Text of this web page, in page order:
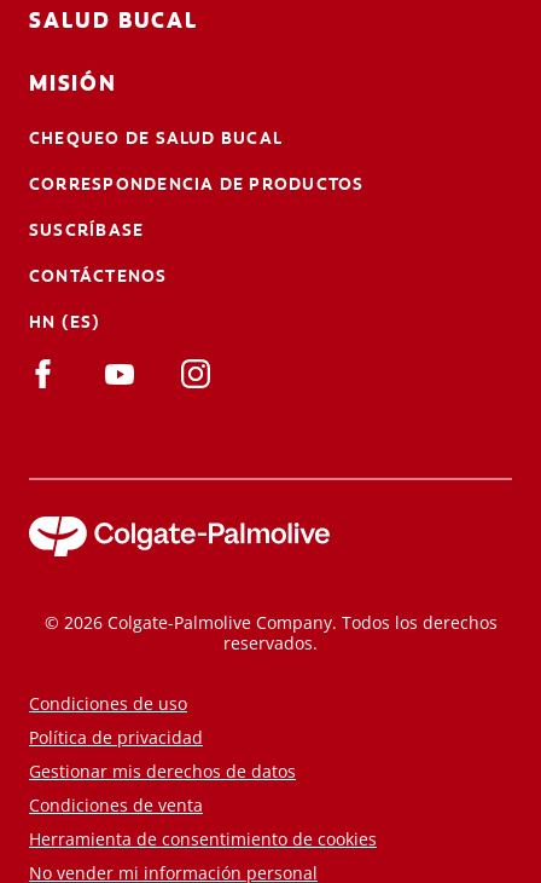
SALUD BUCAL
MISIÓN
CHEQUEO DE SALUD BUCAL
CORRESPONDENCIA DE PRODUCTOS
SUSCRÍBASE
CONTÁCTENOS
HN (ES)
© 2026 Colgate-Palmolive Company. Todos los derechos
reservados.
Condiciones de uso
Política de privacidad
Gestionar mis derechos de datos
Condiciones de venta
Herramienta de consentimiento de cookies
No vender mi información personal